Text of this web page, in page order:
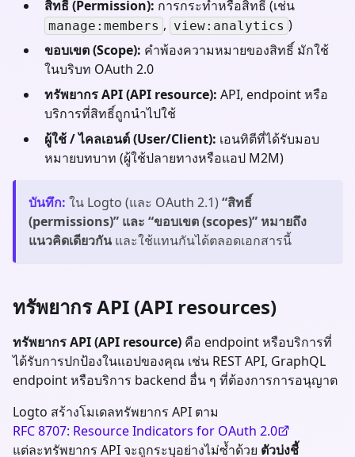
สิทธิ์ (Permission): การกระทำหรือสิทธิ์ (เช่น
manage:members , view:analytics )
ขอบเขต (Scope): คำพ้องความหมายของสิทธิ์ มักใช้
ในบริบท OAuth 2.0
ทรัพยากร API (API resource): API, endpoint หรือ
บริการที่สิทธิ์ถูกนำไปใช้
ผู้ใช้ / ไคลเอนต์ (User/Client): เอนทิตีที่ได้รับมอบ
หมายบทบาท (ผู้ใช้ปลายทางหรือแอป M2M)
บันทึก: ใน Logto (และ OAuth 2.1)“สิทธิ์
(permissions)” และ “ขอบเขต (scopes)” หมายถึง
แนวคิดเดียวกันและใช้แทนกันได้ตลอดเอกสารนี้
ทรัพยากร API (API resources)
ทรัพยากร API (API resource) คือ endpoint หรือบริการที่
ได้รับการปกป้องในแอปของคุณ เช่น REST API, GraphQL
endpoint หรือบริการ backend อื่น ๆ ที่ต้องการการอนุญาต
Logto สร้างโมเดลทรัพยากร API ตาม
RFC 8707: Resource Indicators for OAuth 2.0
แต่ละทรัพยากร API จะถูกระบุอย่างไม่ซ้ำด้วย ตัวบ่งชี้